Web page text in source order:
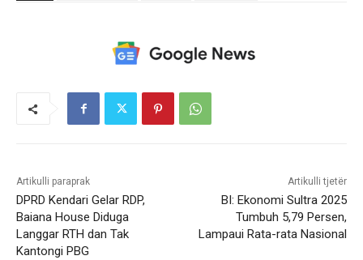
Artikulli paraprak
DPRD Kendari Gelar RDP,
Baiana House Diduga
Langgar RTH dan Tak
Kantongi PBG
Artikulli tjetër
BI: Ekonomi Sultra 2025
Tumbuh 5,79 Persen,
Lampaui Rata-rata Nasional